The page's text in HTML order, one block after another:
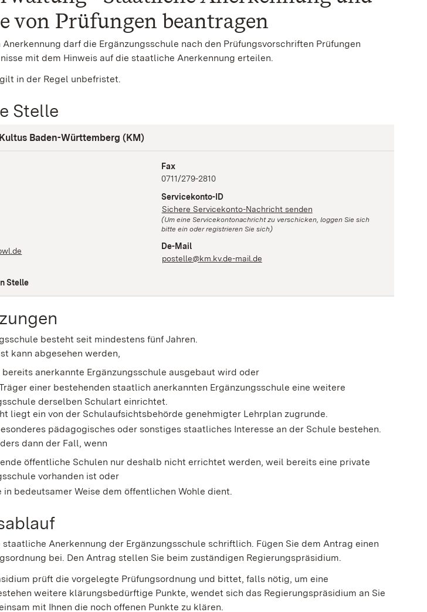
von Prüfungen beantragen
darf die Ergänzungsschule nach den Prüfungsvorschriften Prüfungen
mit dem Hinweis auf die staatliche Anerkennung erteilen.
in der Regel unbefristet.
Stelle
Baden-Württemberg (KM)
Fax
0711/279-2810
Servicekonto-ID
Sichere Servicekonto-Nachricht senden
(Um eine Servicekontonachricht zu verschicken, loggen Sie sich
bitte ein oder registrieren Sie sich)
De-Mail
postelle@km.kv.de-mail.de
Stelle
besteht seit mindestens fünf Jahren.
kann abgesehen werden,
bereits anerkannte Ergänzungsschule ausgebaut wird oder
einer bestehenden staatlich anerkannten Ergänzungsschule eine weitere
derselben Schulart einrichtet.
liegt ein von der Schulaufsichtsbehörde genehmigter Lehrplan zugrunde.
pädagogisches oder sonstiges staatliches Interesse an der Schule bestehen.
dann der Fall, wenn
öffentliche Schulen nur deshalb nicht errichtet werden, weil bereits eine private
vorhanden ist oder
in bedeutsamer Weise dem öffentlichen Wohle dient.
staatliche Anerkennung der Ergänzungsschule schriftlich. Fügen Sie dem Antrag einen
bei. Den Antrag stellen Sie beim zuständigen Regierungspräsidium.
prüft die vorgelegte Prüfungsordnung und bittet, falls nötig, um eine
weitere klärungsbedürftige Punkte, wendet sich das Regierungspräsidium an Sie
mit Ihnen die noch offenen Punkte zu klären.